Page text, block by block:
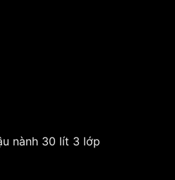
nành 30 lít 3 lớp